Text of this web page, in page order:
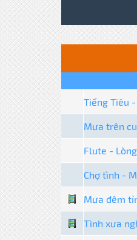
Tiếng Tiêu
Mưa trên
Flute -
Chợ tình -
Mưa đêm
Tình xưa